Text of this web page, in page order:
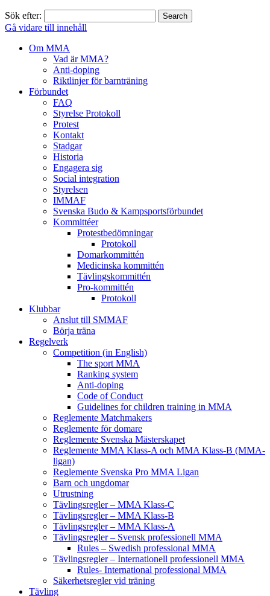
Sök efter:
Gå vidare till innehåll
Om MMA
Vad är MMA?
Anti-doping
Riktlinjer för barnträning
Förbundet
FAQ
Styrelse Protokoll
Protest
Kontakt
Stadgar
Historia
Engagera sig
Social integration
Styrelsen
IMMAF
Svenska Budo & Kampsportsförbundet
Kommittéer
Protestbedömningar
Protokoll
Domarkommittén
Medicinska kommittén
Tävlingskommittén
Pro-kommittén
Protokoll
Klubbar
Anslut till SMMAF
Börja träna
Regelverk
Competition (in English)
The sport MMA
Ranking system
Anti-doping
Code of Conduct
Guidelines for children training in MMA
Reglemente Matchmakers
Reglemente för domare
Reglemente Svenska Mästerskapet
Reglemente MMA Klass-A och MMA Klass-B (MMA-
ligan)
Reglemente Svenska Pro MMA Ligan
Barn och ungdomar
Utrustning
Tävlingsregler – MMA Klass-C
Tävlingsregler – MMA Klass-B
Tävlingsregler – MMA Klass-A
Tävlingsregler – Svensk professionell MMA
Rules – Swedish professional MMA
Tävlingsregler – Internationell professionell MMA
Rules- International professional MMA
Säkerhetsregler vid träning
Tävling